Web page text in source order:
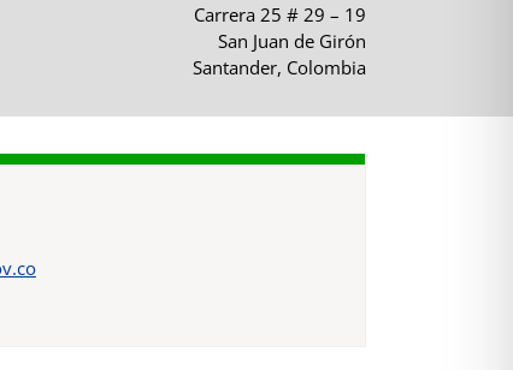
Carrera 25 # 29 – 19
San Juan de Girón
Santander, Colombia